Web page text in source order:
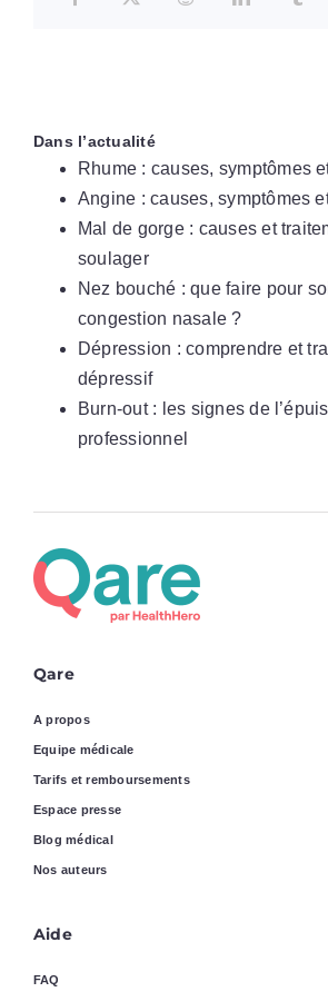
Dans l’actualité
Rhume : causes, symptômes
Angine : causes, symptômes
Mal de gorge : causes et
soulager
Nez bouché : que faire pour
congestion nasale ?
Dépression : comprendre et
dépressif
Burn-out : les signes de
professionnel
Qare
A propos
Equipe médicale
Tarifs et remboursements
Espace presse
Blog médical
Nos auteurs
Aide
FAQ